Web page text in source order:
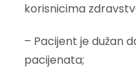
korisnicima
– Pacijent je dužan
pacijenata;